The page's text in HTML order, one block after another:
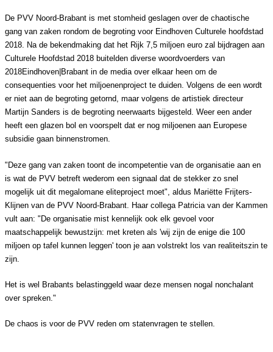
De PVV Noord-Brabant is met stomheid geslagen over de chaotische
gang van zaken rondom de begroting voor Eindhoven Culturele hoofdstad
2018. Na de bekendmaking dat het Rijk 7,5 miljoen euro zal bijdragen aan
Culturele Hoofdstad 2018 buitelden diverse woordvoerders van
2018Eindhoven|Brabant in de media over elkaar heen om de
consequenties voor het miljoenenproject te duiden. Volgens de een wordt
er niet aan de begroting getornd, maar volgens de artistiek directeur
Martijn Sanders is de begroting neerwaarts bijgesteld. Weer een ander
heeft een glazen bol en voorspelt dat er nog miljoenen aan Europese
subsidie gaan binnenstromen.
"Deze gang van zaken toont de incompetentie van de organisatie aan en
is wat de PVV betreft wederom een signaal dat de stekker zo snel
mogelijk uit dit megalomane eliteproject moet", aldus Mariëtte Frijters-
Klijnen van de PVV Noord-Brabant. Haar collega Patricia van der Kammen
vult aan: "De organisatie mist kennelijk ook elk gevoel voor
maatschappelijk bewustzijn: met kreten als 'wij zijn de enige die 100
miljoen op tafel kunnen leggen' toon je aan volstrekt los van realiteitszin te
zijn.
Het is wel Brabants belastinggeld waar deze mensen nogal nonchalant
over spreken."
De chaos is voor de PVV reden om statenvragen te stellen.